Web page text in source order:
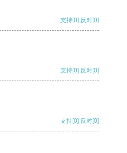
支持[0] 反对[0]
支持[0] 反对[0]
支持[0] 反对[0]